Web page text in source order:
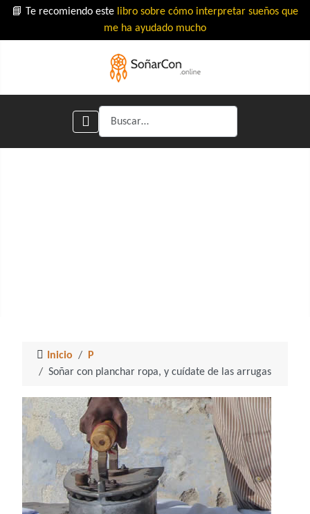
📘 Te recomiendo este libro sobre cómo interpretar sueños que
me ha ayudado mucho
Buscar
Inicio
P
Soñar con planchar ropa, y cuídate de las arrugas